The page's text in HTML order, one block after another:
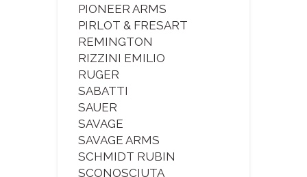
PIONEER ARMS
PIRLOT & FRESART
REMINGTON
RIZZINI EMILIO
RUGER
SABATTI
SAUER
SAVAGE
SAVAGE ARMS
SCHMIDT RUBIN
SCONOSCIUTA